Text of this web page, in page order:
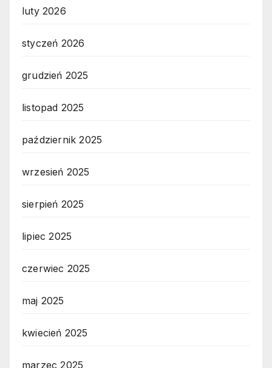
luty 2026
styczeń 2026
grudzień 2025
listopad 2025
październik 2025
wrzesień 2025
sierpień 2025
lipiec 2025
czerwiec 2025
maj 2025
kwiecień 2025
marzec 2025